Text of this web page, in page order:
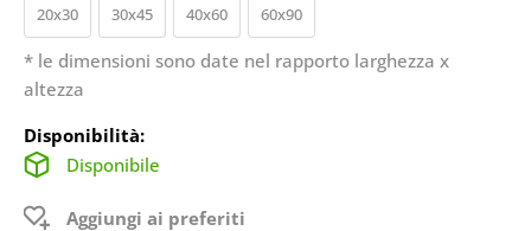
20x30 30x45 40x60 60x90
* le dimensioni sono date nel rapporto larghezza x
altezza
Disponibilità:
Disponibile
Aggiungi ai preferiti